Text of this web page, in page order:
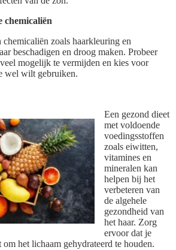
chemicaliën
zoals haarkleuring en
beschadigen en droog maken. Probeer
mogelijk te vermijden en kies voor
wel wilt gebruiken.
Een gezond dieet
met voldoende
voedingsstoffen
zoals eiwitten,
vitamines en
mineralen kan
helpen bij het
verbeteren van
de algehele
gezondheid van
het haar. Zorg
ervoor dat je
het lichaam gehydrateerd te houden.